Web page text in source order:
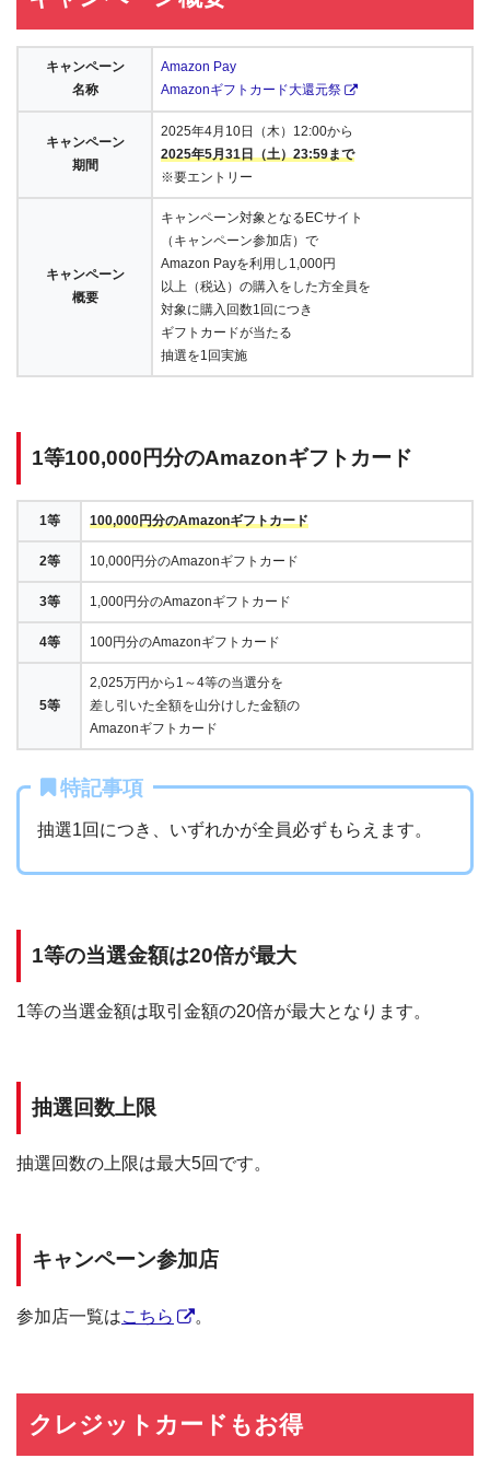
キャンペーン
名称
Amazon Pay
Amazonギフトカード大還元祭
キャンペーン
期間
2025年4月10日（木）12:00から
2025年5月31日（土）23:59まで
※要エントリー
キャンペーン
概要
キャンペーン対象となるECサイト
（キャンペーン参加店）で
Amazon Payを利用し1,000円
以上（税込）の購入をした方全員を
対象に購入回数1回につき
ギフトカードが当たる
抽選を1回実施
1等100,000円分のAmazonギフトカード
1等 100,000円分のAmazonギフトカード
2等 10,000円分のAmazonギフトカード
3等 1,000円分のAmazonギフトカード
4等 100円分のAmazonギフトカード
5等
2,025万円から1～4等の当選分を
差し引いた全額を山分けした金額の
Amazonギフトカード
特記事項
抽選1回につき、いずれかが全員必ずもらえます。
1等の当選金額は20倍が最大
1等の当選金額は取引金額の20倍が最大となります。
抽選回数上限
抽選回数の上限は最大5回です。
キャンペーン参加店
参加店一覧はこちら 。
クレジットカードもお得